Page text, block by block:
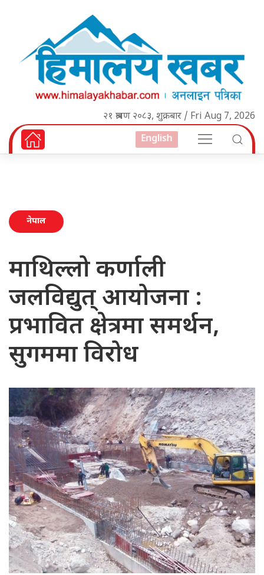
२१ श्रावण २०८३, शुक्रबार / Fri Aug 7, 2026
English
नेपाल
माथिल्लो कर्णाली
जलविद्युत् आयोजना :
प्रभावित क्षेत्रमा समर्थन,
सुगममा विरोध